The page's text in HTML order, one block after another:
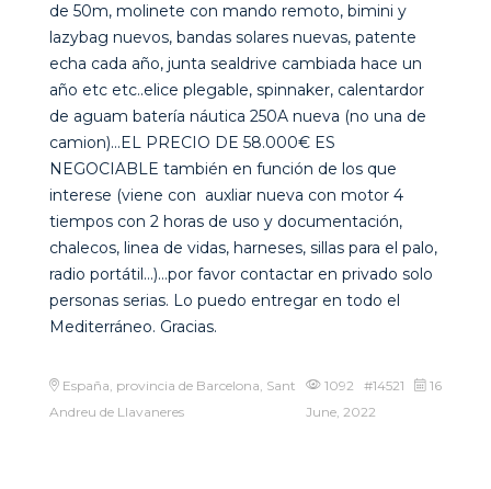
de 50m, molinete con mando remoto, bimini y
lazybag nuevos, bandas solares nuevas, patente
echa cada año, junta sealdrive cambiada hace un
año etc etc..elice plegable, spinnaker, calentardor
de aguam batería náutica 250A nueva (no una de
camion)…EL PRECIO DE 58.000€ ES
NEGOCIABLE también en función de los que
interese (viene con auxliar nueva con motor 4
tiempos con 2 horas de uso y documentación,
chalecos, linea de vidas, harneses, sillas para el palo,
radio portátil…)…por favor contactar en privado solo
personas serias. Lo puedo entregar en todo el
Mediterráneo. Gracias.
España, provincia de Barcelona, Sant
Andreu de Llavaneres
1092 #14521
16
June, 2022